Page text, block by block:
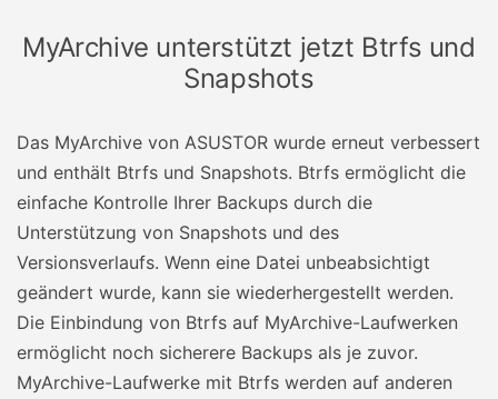
MyArchive unterstützt jetzt Btrfs und
Snapshots
Das MyArchive von ASUSTOR wurde erneut verbessert
und enthält Btrfs und Snapshots. Btrfs ermöglicht die
einfache Kontrolle Ihrer Backups durch die
Unterstützung von Snapshots und des
Versionsverlaufs. Wenn eine Datei unbeabsichtigt
geändert wurde, kann sie wiederhergestellt werden.
Die Einbindung von Btrfs auf MyArchive-Laufwerken
ermöglicht noch sicherere Backups als je zuvor.
MyArchive-Laufwerke mit Btrfs werden auf anderen